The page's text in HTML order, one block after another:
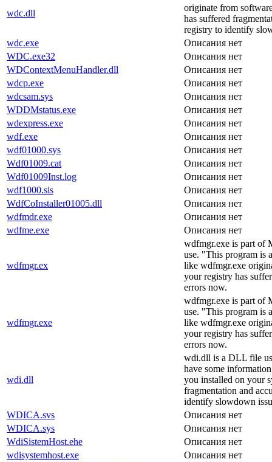
wdc.dll
originate from
has suffered
registry to identify
wdc.exe
Описания нет
WDC.exe32
Описания нет
WDContextMenuHandler.dll
Описания нет
wdcp.exe
Описания нет
wdcsam.sys
Описания нет
WDDMstatus.exe
Описания нет
wdexpress.exe
Описания нет
wdf.exe
Описания нет
wdf01000.sys
Описания нет
Wdf01009.cat
Описания нет
Wdf01009Inst.log
Описания нет
wdf1000.sis
Описания нет
WdfCoInstaller01005.dll
Описания нет
wdfmdr.exe
Описания нет
wdfme.exe
Описания нет
wdfmgr.ex
wdfmgr.exe is part of
use. "This program is
like wdfmgr.exe
your registry has
errors now.
wdfmgr.exe
wdfmgr.exe is part of
use. "This program is
like wdfmgr.exe
your registry has
errors now.
wdi.dll
wdi.dll is a DLL file
have some
you installed on your
fragmentation and
identify slowdown
WDICA.svs
Описания нет
WDICA.sys
Описания нет
WdiSistemHost.ehe
Описания нет
wdisystemhost.exe
Описания нет